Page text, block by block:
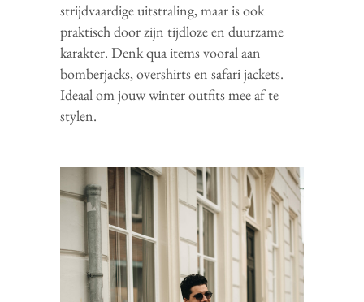
strijdvaardige uitstraling, maar is ook
praktisch door zijn tijdloze en duurzame
karakter. Denk qua items vooral aan
bomberjacks, overshirts en safari jackets.
Ideaal om jouw winter outfits mee af te
stylen.